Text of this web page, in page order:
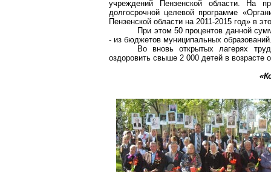
учреждений Пензенской области. На
долгосрочной целевой программе
Пензенской области на 2011-2015 год» в
При этом 50 процентов данной
- из бюджетов муниципальных
Во вновь открытых лагерях
оздоровить свыше 2 000 детей в возрасте